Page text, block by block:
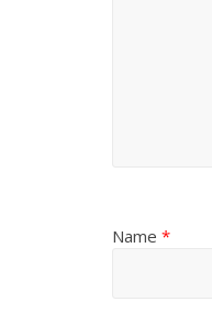
Name *